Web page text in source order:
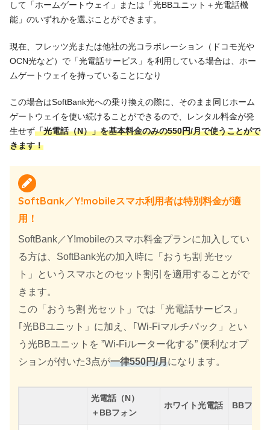
して「ホームゲートウェイ」または「光BBユニット＋光電話機
能」のいずれかを選ぶことができます。
現在、フレッツ光または他社の光コラボレーション（ドコモ光や
OCN光など）で「光電話サービス」を利用している場合は、ホー
ムゲートウェイを持っていることになり
この場合はSoftBank光への乗り換えの際に、そのまま同じホーム
ゲートウェイを使い続けることができるので、レンタル料金が発
生せず「光電話（N）」を基本料金のみの550円/月で使うことがで
きます！
SoftBank／Y!mobileスマホ利用者は特別料金が適
用！
SoftBank／Y!mobileのスマホ料金プランに加入してい
る方は、SoftBank光の加入時に「おうち割 光セッ
ト」というスマホとのセット割引を適用することがで
きます。
この「おうち割 光セット」では「光電話サービス」
｢光BBユニット」に加え、｢Wi-Fiマルチパック」とい
う光BBユニットを ”Wi-Fiルーター化する” 便利なオプ
ションが付いた3点が一律550円/月になります。
光電話（N）
＋BBフォン
ホワイト光電話 BBフォン